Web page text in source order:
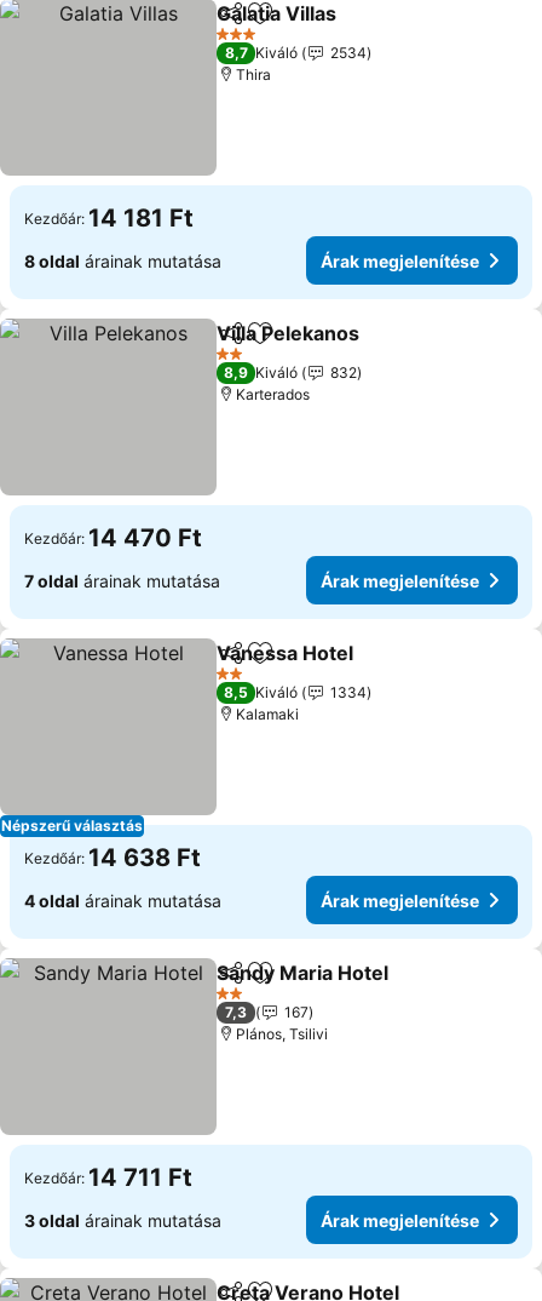
Megosztás
Hozzáadás a kedvencekhez
Galatia Villas
3 Kategória
8,7 Kiváló
2534
Thira
Kezdőár: 14 181 Ft
8 oldal árainak mutatása Árak megjelenítése
Megosztás
Hozzáadás a kedvencekhez
Villa Pelekanos
2 Kategória
8,9 Kiváló
832
Karterados
Kezdőár: 14 470 Ft
7 oldal árainak mutatása Árak megjelenítése
Népszerű választás
Megosztás
Hozzáadás a kedvencekhez
Vanessa Hotel
2 Kategória
8,5 Kiváló
1334
Kalamaki
Kezdőár: 14 638 Ft
4 oldal árainak mutatása Árak megjelenítése
Megosztás
Hozzáadás a kedvencekhez
Sandy Maria Hotel
2 Kategória
7,3
167
Plános, Tsilivi
Kezdőár: 14 711 Ft
3 oldal árainak mutatása Árak megjelenítése
Creta Verano Hotel